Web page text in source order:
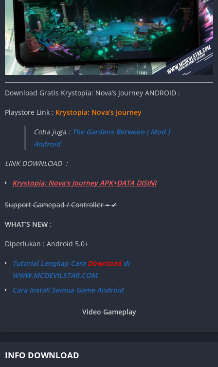
Download Gratis Krystopia: Nova’s Journey ANDROID :
Playstore Link : Krystopia: Nova’s Journey
Coba juga : The Gardens Between ( Mod )
Android
LINK DOWNLOAD :
Krystopia: Nova’s Journey APK+DATA DISINI
Support Gamepad / Controller = ✔
WHAT’S NEW :
Diperlukan : Android 5.0+
Tutorial Lengkap CaraDownloaddi
WWW.MCDEVILSTAR.COM
Cara Install Semua Game Android
Video Gameplay
INFO DOWNLOAD